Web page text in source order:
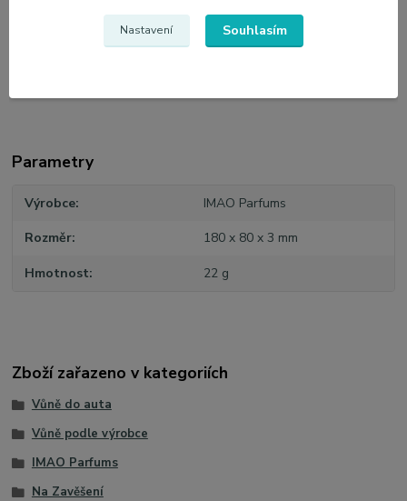
Parfums za velkoobchodní ceny zájem, napište prosím vaši
poptávku na e-mail:obchod@airfreshcar.cz
Parametry
Výrobce IMAO Parfums
Rozměr 180 x 80 x 3 mm
Hmotnost 22 g
Zboží zařazeno v kategoriích
Vůně do auta
Vůně podle výrobce
IMAO Parfums
Na Zavěšení
Nastavení Souhlasím